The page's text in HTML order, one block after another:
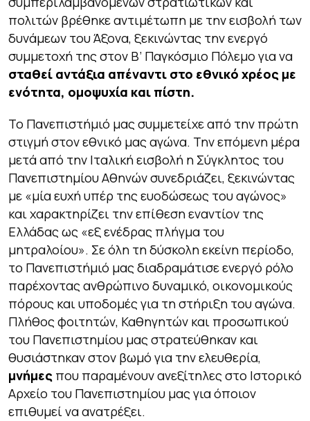
πολιτών βρέθηκε αντιμέτωπη με την εισβολή των
δυνάμεων του Άξονα, ξεκινώντας την ενεργό
συμμετοχή της στον Β’ Παγκόσμιο Πόλεμο για να
σταθεί αντάξια απέναντι στο εθνικό χρέος με
ενότητα, ομοψυχία και πίστη.
Το Πανεπιστήμιό μας συμμετείχε από την πρώτη
στιγμή στον εθνικό μας αγώνα. Την επόμενη μέρα
μετά από την Ιταλική εισβολή η Σύγκλητος του
Πανεπιστημίου Αθηνών συνεδριάζει, ξεκινώντας
με «μία ευχή υπέρ της ευοδώσεως του αγώνος»
και χαρακτηρίζει την επίθεση εναντίον της
Ελλάδας ως «εξ ενέδρας πλήγμα του
μητραλοίου». Σε όλη τη δύσκολη εκείνη περίοδο,
το Πανεπιστήμιό μας διαδραμάτισε ενεργό ρόλο
παρέχοντας ανθρώπινο δυναμικό, οικονομικούς
πόρους και υποδομές για τη στήριξη του αγώνα.
Πλήθος φοιτητών, Καθηγητών και προσωπικού
του Πανεπιστημίου μας στρατεύθηκαν και
θυσιάστηκαν στον βωμό για την ελευθερία,
μνήμες που παραμένουν ανεξίτηλες στο Ιστορικό
Αρχείο του Πανεπιστημίου μας για όποιον
επιθυμεί να ανατρέξει.